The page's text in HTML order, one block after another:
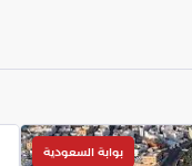
بوابة السعودية